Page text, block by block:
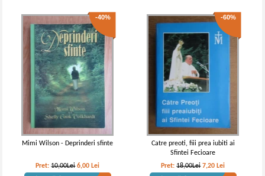
-40%
Mimi Wilson - Deprinderi sfinte
Pret:10,00Lei 6,00 Lei
-60%
Catre preoti, fiii prea iubiti ai
Sfintei Fecioare
Pret:18,00Lei 7,20 Lei